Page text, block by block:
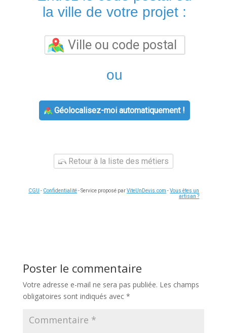
la ville de votre projet :
ou
Géolocalisez-moi automatiquement !
Retour à la liste des métiers
CGU - Confidentialité- Service proposé parViteUnDevis.com -Vous êtes un
artisan ?
Poster le commentaire
Votre adresse e-mail ne sera pas publiée. Les champs
obligatoires sont indiqués avec *